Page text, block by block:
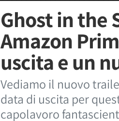
Ghost in the
Amazon
uscita e un
Vediamo il nuovo
data di uscita per
capolavoro